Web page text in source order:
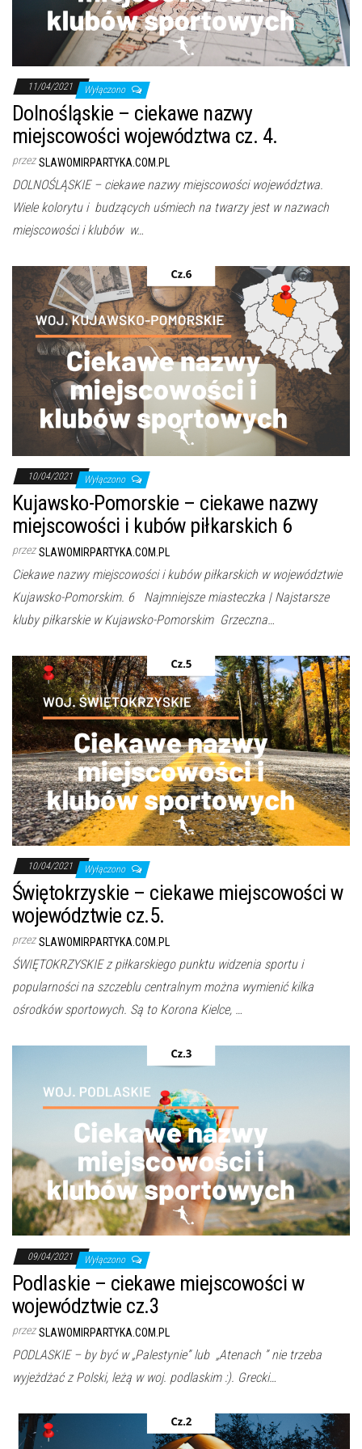
ę
11/04/2021 Wyłączono
Dolnośląskie – ciekawe nazwy
miejscowości województwa cz. 4.
przez SLAWOMIRPARTYKA.COM.PL
DOLNOŚLĄSKIE – ciekawe nazwy miejscowości województwa.
Wiele kolorytu i budzących uśmiech na twarzy jest w nazwach
miejscowości i klubów w…
10/04/2021 Wyłączono
Kujawsko-Pomorskie – ciekawe nazwy
miejscowości i kubów piłkarskich 6
przez SLAWOMIRPARTYKA.COM.PL
Ciekawe nazwy miejscowości i kubów piłkarskich w województwie
Kujawsko-Pomorskim. 6 Najmniejsze miasteczka | Najstarsze
kluby piłkarskie w Kujawsko-Pomorskim Grzeczna…
10/04/2021 Wyłączono
Świętokrzyskie – ciekawe miejscowości w
województwie cz.5.
przez SLAWOMIRPARTYKA.COM.PL
ŚWIĘTOKRZYSKIE z piłkarskiego punktu widzenia sportu i
popularności na szczeblu centralnym można wymienić kilka
ośrodków sportowych. Są to Korona Kielce, …
09/04/2021 Wyłączono
Podlaskie – ciekawe miejscowości w
województwie cz.3
przez SLAWOMIRPARTYKA.COM.PL
PODLASKIE – by być w „Palestynie” lub „Atenach ” nie trzeba
wyjeżdżać z Polski, leżą w woj. podlaskim :). Grecki…